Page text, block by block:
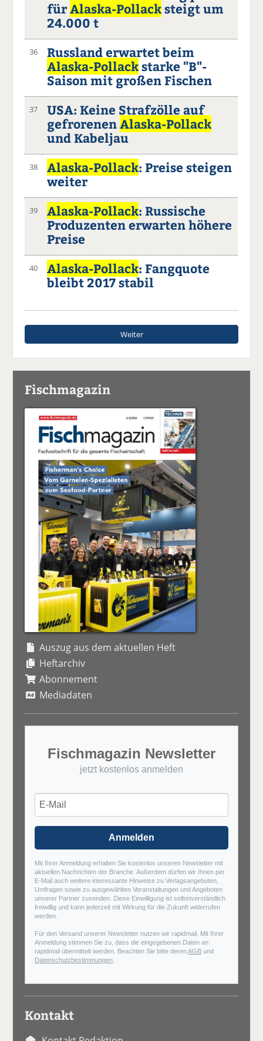
fürAlaska-Pollacksteigt um
24.000 t
36
Russland erwartet beim
Alaska-Pollackstarke "B"-
Saison mit großen Fischen
37
USA: Keine Strafzölle auf
gefrorenenAlaska-Pollack
und Kabeljau
38 Alaska-Pollack: Preise steigen
weiter
39 Alaska-Pollack: Russische
Produzenten erwarten höhere
Preise
40 Alaska-Pollack: Fangquote
bleibt 2017 stabil
Weiter
Fischmagazin
Auszug aus dem aktuellen Heft
Heftarchiv
Abonnement
Mediadaten
Fischmagazin Newsletter
jetzt kostenlos anmelden
Anmelden
Mit Ihrer Anmeldung erhalten Sie kostenlos unseren Newsletter mit
aktuellen Nachrichten der Branche. Außerdem dürfen wir Ihnen per
E-Mail auch weitere interessante Hinweise zu Verlagsangeboten,
Umfragen sowie zu ausgewählten Veranstaltungen und Angeboten
unserer Partner zusenden. Diese Einwilligung ist selbstverständlich
freiwillig und kann jederzeit mit Wirkung für die Zukunft widerrufen
werden.
Für den Versand unserer Newsletter nutzen wir rapidmail. Mit Ihrer
Anmeldung stimmen Sie zu, dass die eingegebenen Daten an
rapidmail übermittelt werden. Beachten Sie bitte derenAGB und
Datenschutzbestimmungen
Kontakt